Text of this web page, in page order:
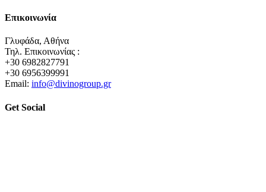
Επικοινωνία
Γλυφάδα, Αθήνα
Τηλ. Επικοινωνίας :
+30 6982827791
+30 6956399991
Email: info@divinogroup.gr
Get Social